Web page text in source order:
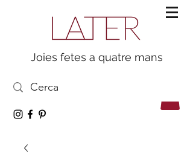
Joies fetes a quatre mans